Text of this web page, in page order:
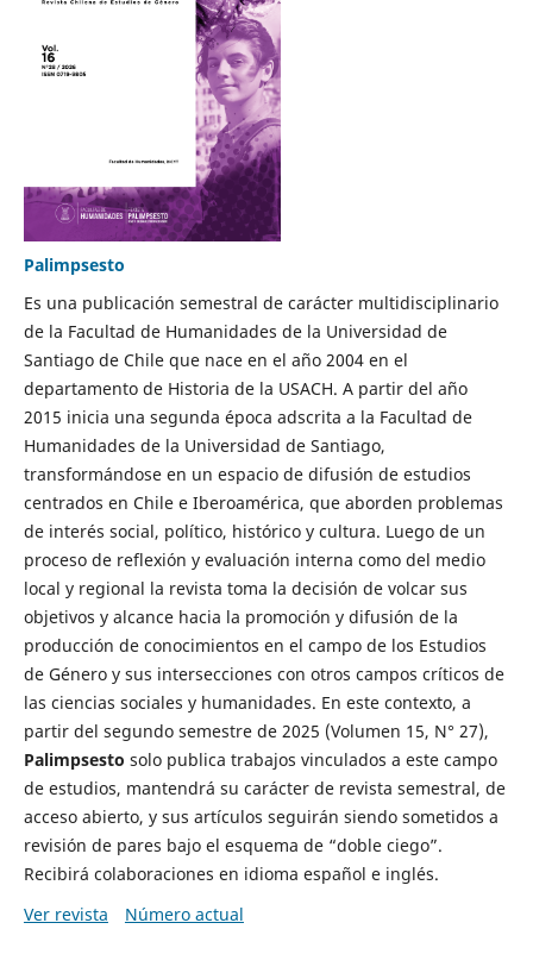
Palimpsesto
Es una publicación semestral de carácter multidisciplinario
de la Facultad de Humanidades de la Universidad de
Santiago de Chile que nace en el año 2004 en el
departamento de Historia de la USACH. A partir del año
2015 inicia una segunda época adscrita a la Facultad de
Humanidades de la Universidad de Santiago,
transformándose en un espacio de difusión de estudios
centrados en Chile e Iberoamérica, que aborden problemas
de interés social, político, histórico y cultura. Luego de un
proceso de reflexión y evaluación interna como del medio
local y regional la revista toma la decisión de volcar sus
objetivos y alcance hacia la promoción y difusión de la
producción de conocimientos en el campo de los Estudios
de Género y sus intersecciones con otros campos críticos de
las ciencias sociales y humanidades. En este contexto, a
partir del segundo semestre de 2025 (Volumen 15, N° 27),
Palimpsesto solo publica trabajos vinculados a este campo
de estudios, mantendrá su carácter de revista semestral, de
acceso abierto, y sus artículos seguirán siendo sometidos a
revisión de pares bajo el esquema de “doble ciego”.
Recibirá colaboraciones en idioma español e inglés.
Ver revista
Número actual